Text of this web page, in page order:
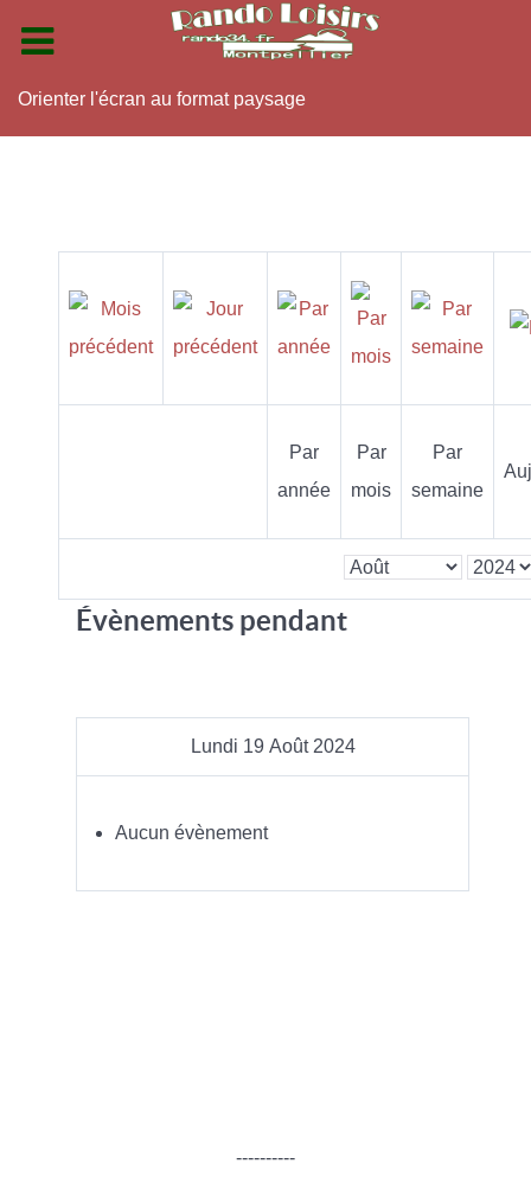
Orienter l'écran au format paysage
Par
année
Par
mois
Par
semaine
Évènements pendant
Lundi 19 Août 2024
Aucun évènement
----------